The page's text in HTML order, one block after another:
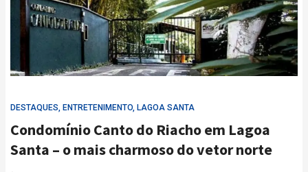
DESTAQUES, ENTRETENIMENTO, LAGOA SANTA
Condomínio Canto do Riacho em Lagoa
Santa – o mais charmoso do vetor norte